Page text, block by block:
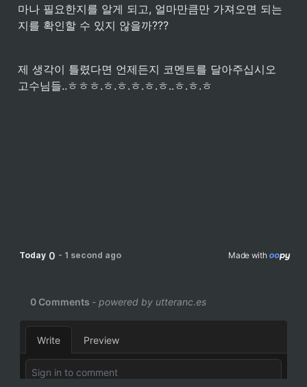
마나 필요한지를 알게 되고, 얼마만큼만 가져오면 되는
지를 확인할 수 있지 않을까???
제 생각이 틀렸다면 언제든지 코멘트를 달아주십시오
고수님들..ㅎㅎㅎ.ㅎ.ㅎ.ㅎ.ㅎ.ㅎ..ㅎ.ㅎ.ㅎ
Today 0 - 1 second ago Made with